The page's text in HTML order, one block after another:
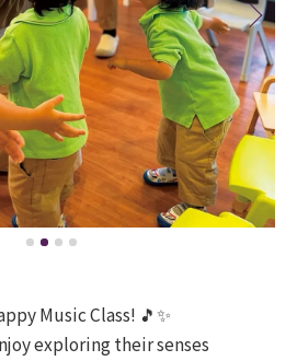
Music Class! 🎵✨
exploring their senses